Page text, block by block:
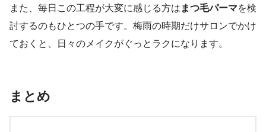
また、毎日この工程が大変に感じる方は まつ毛パーマを検
討するのもひとつの手です。梅雨の時期だけサロンでかけ
ておくと、日々のメイクがぐっとラクになります。
まとめ